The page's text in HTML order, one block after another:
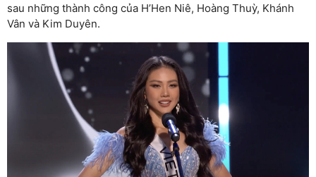
sau những thành công của H’Hen Niê, Hoàng Thuỳ, Khánh
Vân và Kim Duyên.